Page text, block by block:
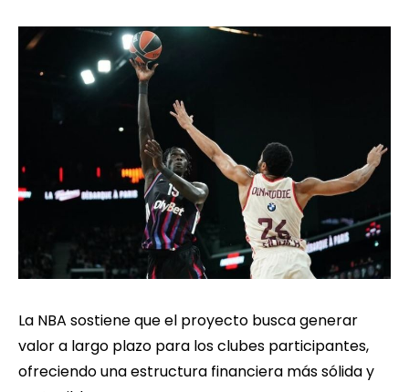
La NBA sostiene que el proyecto busca generar
valor a largo plazo para los clubes participantes,
ofreciendo una estructura financiera más sólida y